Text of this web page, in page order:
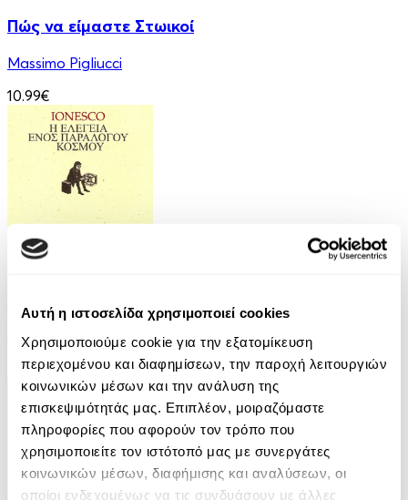
Αυτή η ιστοσελίδα χρησιμοποιεί cookies
Χρησιμοποιούμε cookie για την εξατομίκευση
περιεχομένου και διαφημίσεων, την παροχή λειτουργιών
κοινωνικών μέσων και την ανάλυση της
επισκεψιμότητάς μας. Επιπλέον, μοιραζόμαστε
πληροφορίες που αφορούν τον τρόπο που
χρησιμοποιείτε τον ιστότοπό μας με συνεργάτες
κοινωνικών μέσων, διαφήμισης και αναλύσεων, οι
οποίοι ενδεχομένως να τις συνδυάσουν με άλλες
Πώς να είμαστε Στωικοί
Massimo Pigliucci
10.99€
Audiobook
Eugene Ionesco
7.00€ 3.50€ (-50%)